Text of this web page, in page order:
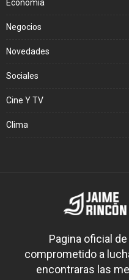
Economía
Negocios
Novedades
Sociales
Cine Y TV
Clima
Pagina oficial
comprometido a
encontraras las